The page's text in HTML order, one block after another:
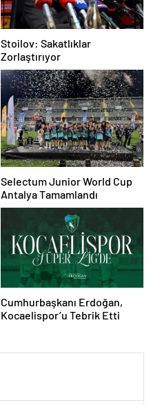
Stoilov: Sakatlıklar
Zorlaştırıyor
Selectum Junior World Cup
Antalya Tamamlandı
Cumhurbaşkanı Erdoğan,
Kocaelispor’u Tebrik Etti